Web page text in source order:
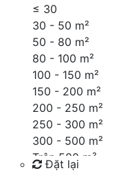
≤ 30
30 - 50 m²
50 - 80 m²
80 - 100 m²
100 - 150 m²
150 - 200 m²
200 - 250 m²
250 - 300 m²
300 - 500 m²
Trên 500 m²
Đặt lại